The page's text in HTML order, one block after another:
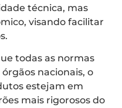
técnica, mas
visando facilitar
todas as normas
nacionais, o
estejam em
mais rigorosos do